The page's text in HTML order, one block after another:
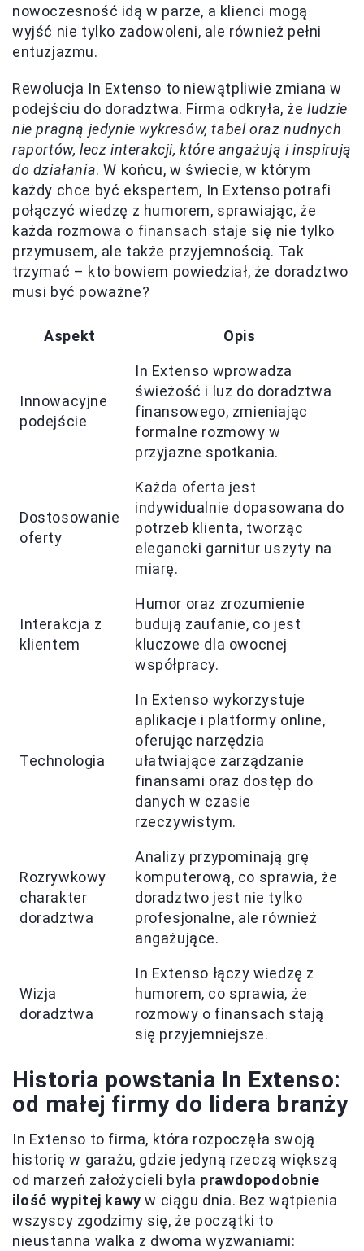
nowoczesność idą w parze, a klienci mogą
wyjść nie tylko zadowoleni, ale również pełni
entuzjazmu.
Rewolucja In Extenso to niewątpliwie zmiana w
podejściu do doradztwa. Firma odkryła, żeludzie
nie pragną jedynie wykresów, tabel oraz nudnych
raportów, lecz interakcji, które angażują i inspirują
do działania. W końcu, w świecie, w którym
każdy chce być ekspertem, In Extenso potrafi
połączyć wiedzę z humorem, sprawiając, że
każda rozmowa o finansach staje się nie tylko
przymusem, ale także przyjemnością. Tak
trzymać – kto bowiem powiedział, że doradztwo
musi być poważne?
Aspekt Opis
Innowacyjne
podejście
In Extenso wprowadza
świeżość i luz do doradztwa
finansowego, zmieniając
formalne rozmowy w
przyjazne spotkania.
Dostosowanie
oferty
Każda oferta jest
indywidualnie dopasowana do
potrzeb klienta, tworząc
elegancki garnitur uszyty na
miarę.
Interakcja z
klientem
Humor oraz zrozumienie
budują zaufanie, co jest
kluczowe dla owocnej
współpracy.
Technologia
In Extenso wykorzystuje
aplikacje i platformy online,
oferując narzędzia
ułatwiające zarządzanie
finansami oraz dostęp do
danych w czasie
rzeczywistym.
Rozrywkowy
charakter
doradztwa
Analizy przypominają grę
komputerową, co sprawia, że
doradztwo jest nie tylko
profesjonalne, ale również
angażujące.
Wizja
doradztwa
In Extenso łączy wiedzę z
humorem, co sprawia, że
rozmowy o finansach stają
się przyjemniejsze.
Historia powstania In Extenso:
od małej firmy do lidera branży
In Extenso to firma, która rozpoczęła swoją
historię w garażu, gdzie jedyną rzeczą większą
od marzeń założycieli była prawdopodobnie
ilość wypitej kawy w ciągu dnia. Bez wątpienia
wszyscy zgodzimy się, że początki to
nieustanna walka z dwoma wyzwaniami: